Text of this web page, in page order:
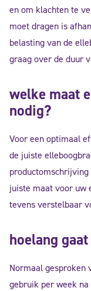
en om klachten te
moet dragen is
belasting van de
graag over de duur
welke maat
nodig?
Voor een optimaal
de juiste
juiste maat voor uw
tevens verstelbaar
hoelang
Normaal
gebruik per week